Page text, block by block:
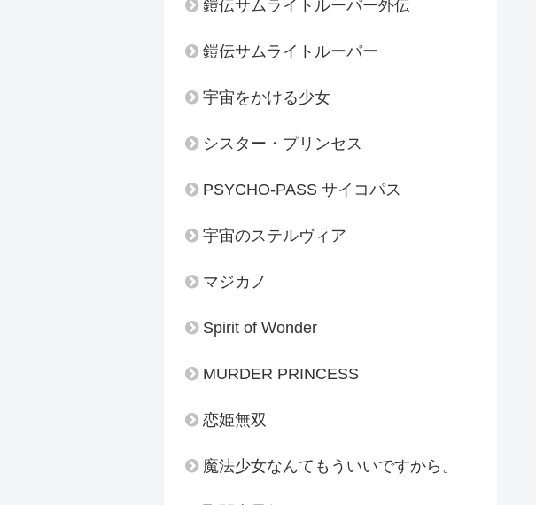
鎧伝サムライトルーパー外伝
鎧伝サムライトルーパー
宇宙をかける少女
シスター・プリンセス
PSYCHO-PASS サイコパス
宇宙のステルヴィア
マジカノ
Spirit of Wonder
MURDER PRINCESS
恋姫無双
魔法少女なんてもういいですから。